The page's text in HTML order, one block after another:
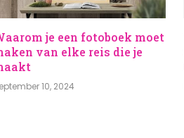
je een fotoboek moet
van elke reis die je
10, 2024